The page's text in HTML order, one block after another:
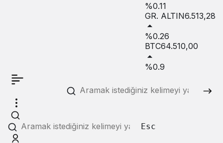
%0.11
GR. ALTIN6.513,28
%0.26
BTC64.510,00
%0.9
Esc